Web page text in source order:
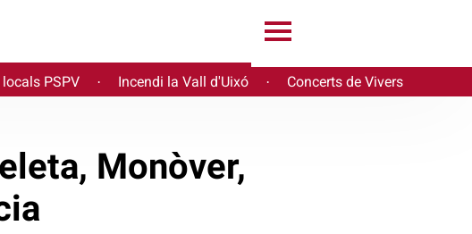
PSPV · Incendi la Vall d'Uixó · Concerts de Vivers
Monòver,